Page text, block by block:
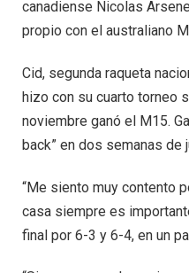
canadiense Nicolas
propio con el australiano
Cid, segunda raqueta
hizo con su cuarto torneo
noviembre ganó el M15.
back” en dos semanas de
“Me siento muy contento
casa siempre es
final por 6-3 y 6-4, en un